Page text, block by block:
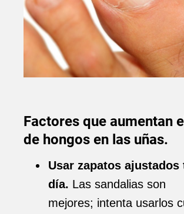
Factores que aumentan
de hongos en las uñas.
Usar zapatos ajustados
día. Las sandalias son
mejores; intenta usarlos